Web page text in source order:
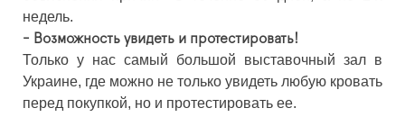
недель.
- Возможность увидеть и протестировать!
Только у нас самый большой выставочный зал в
Украине, где можно не только увидеть любую кровать
перед покупкой, но и протестировать ее.